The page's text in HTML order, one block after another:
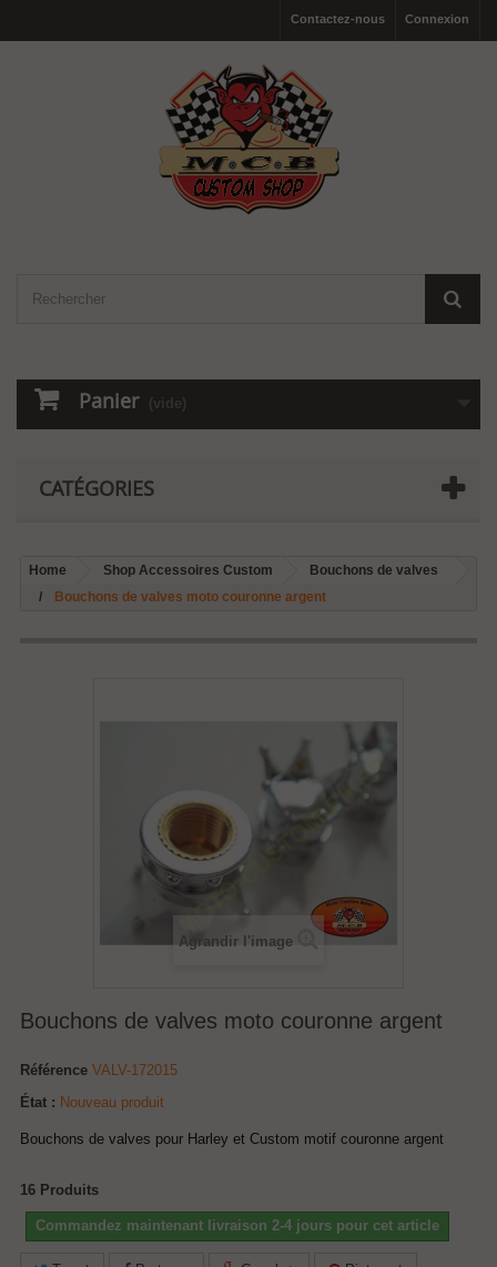
Connexion
Contactez-nous
Panier (vide)
CATÉGORIES
Home Shop Accessoires Custom
Bouchons de valves
Bouchons de valves moto couronne argent
Agrandir l'image
Bouchons de valves moto couronne argent
Référence VALV-172015
État : Nouveau produit
Bouchons de valves pour Harley et Custom motif couronne argent
16 Produits
Commandez maintenant livraison 2-4 jours pour cet article